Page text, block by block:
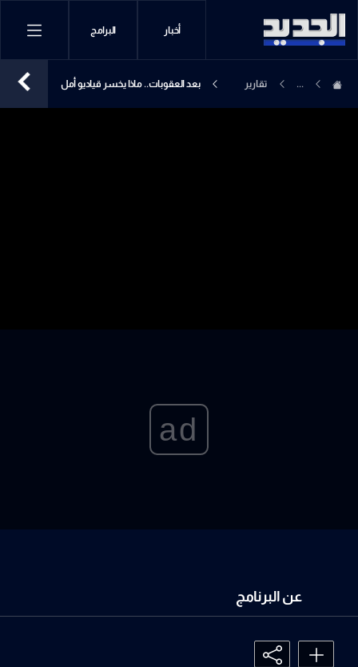
أخبار البرامج
...
تقارير
بعد العقوبات.. ماذا يخسر قياديو أمل
ad
عن البرنامج